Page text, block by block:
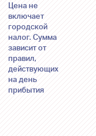
Цена не
включает
городской
налог. Сумма
зависит от
правил,
действующих
на день
прибытия